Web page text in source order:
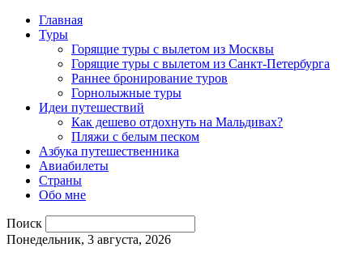
Главная
Туры
Горящие туры с вылетом из Москвы
Горящие туры с вылетом из Санкт-Петербурга
Раннее бронирование туров
Горнолыжные туры
Идеи путешествий
Как дешево отдохнуть на Мальдивах?
Пляжи с белым песком
Азбука путешественника
Авиабилеты
Страны
Обо мне
Поиск
Понедельник, 3 августа, 2026